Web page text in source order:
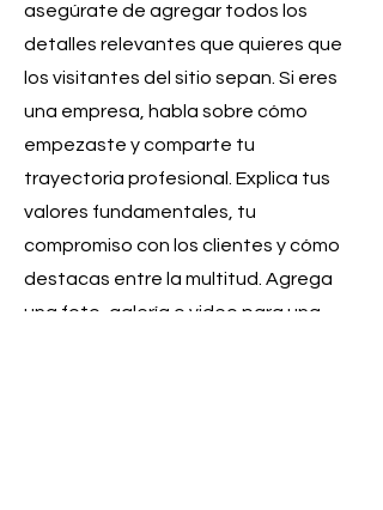
asegúrate de agregar todos los
detalles relevantes que quieres que
los visitantes del sitio sepan. Si eres
una empresa, habla sobre cómo
empezaste y comparte tu
trayectoria profesional. Explica tus
valores fundamentales, tu
compromiso con los clientes y cómo
destacas entre la multitud. Agrega
una foto, galería o video para una